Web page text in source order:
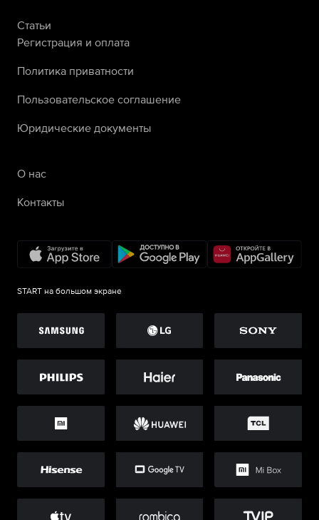
Статьи
Регистрация и оплата
Политика приватности
Пользовательское соглашение
Юридические документы
О нас
Контакты
START на большом экране